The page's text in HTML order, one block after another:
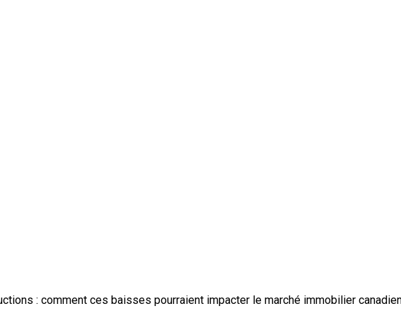
: comment ces baisses pourraient impacter le marché immobilier canadien